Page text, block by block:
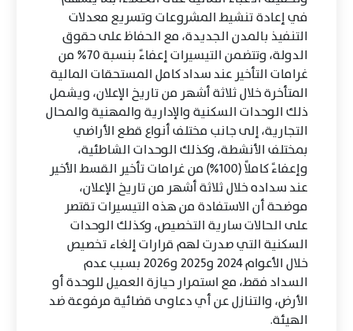
في إعادة تنشيط المشروعات وتسريع معدلات
التنفيذ بالمدن الجديدة، مع الحفاظ على حقوق
الدولة، وتتضمن التيسيرات إعفاءً بنسبة 70% من
غرامات التأخير عند سداد كامل المستحقات المالية
المتأخرة خلال ثلاثة أشهر من تاريخ الإعلان، ويشمل
ذلك الوحدات السكنية والإدارية والمهنية والمحال
التجارية، إلى جانب مختلف أنواع قطع الأراضي
بمختلف الأنشطة، وكذلك الوحدات الشاطئية،
وإعفاءً كاملاً (100%) من غرامات تأخير القسط الأخير
عند سداده خلال ثلاثة أشهر من تاريخ الإعلان،
موضحة أن الاستفادة من هذه التيسيرات تقتصر
على الحالات سارية التخصيص، وكذلك الوحدات
السكنية التي صدرت لهم قرارات إلغاء تخصيص
خلال الأعوام 2024 و2025 و2026 بسبب عدم
السداد فقط، مع استمرار حيازة العميل للوحدة أو
الأرض، والتنازل عن أي دعاوى قضائية مرفوعة ضد
الهيئة.